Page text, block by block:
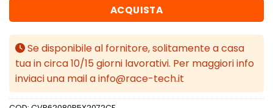
ACQUISTA
Se disponibile al fornitore, solitamente a casa
tua in circa 10/15 giorni lavorativi. Per maggiori info
inviaci una mail a info@race-tech.it